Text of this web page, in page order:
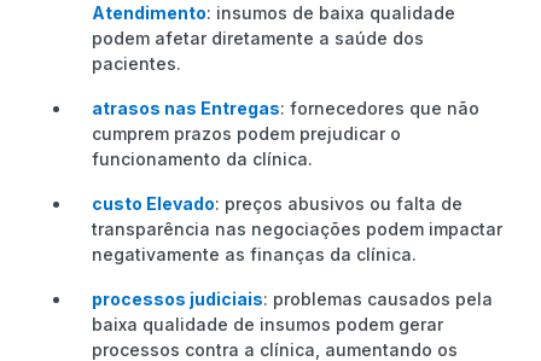
Atendimento: insumos de baixa qualidade
podem afetar diretamente a saúde dos
pacientes.
atrasos nas Entregas: fornecedores que não
cumprem prazos podem prejudicar o
funcionamento da clínica.
custo Elevado: preços abusivos ou falta de
transparência nas negociações podem impactar
negativamente as finanças da clínica.
processos judiciais: problemas causados pela
baixa qualidade de insumos podem gerar
processos contra a clínica, aumentando os